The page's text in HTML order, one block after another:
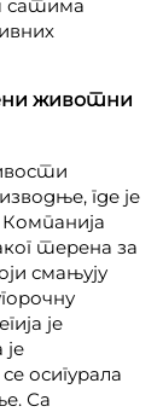
сатима
животни
где је
терена за
смањују
је
осигурала
Са